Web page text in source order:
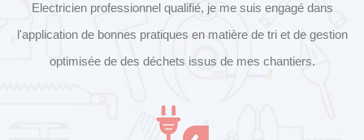
Electricien professionnel qualifié, je me suis engagé dans
l'application de bonnes pratiques en matière de tri et de gestion
optimisée de des déchets issus de mes chantiers.